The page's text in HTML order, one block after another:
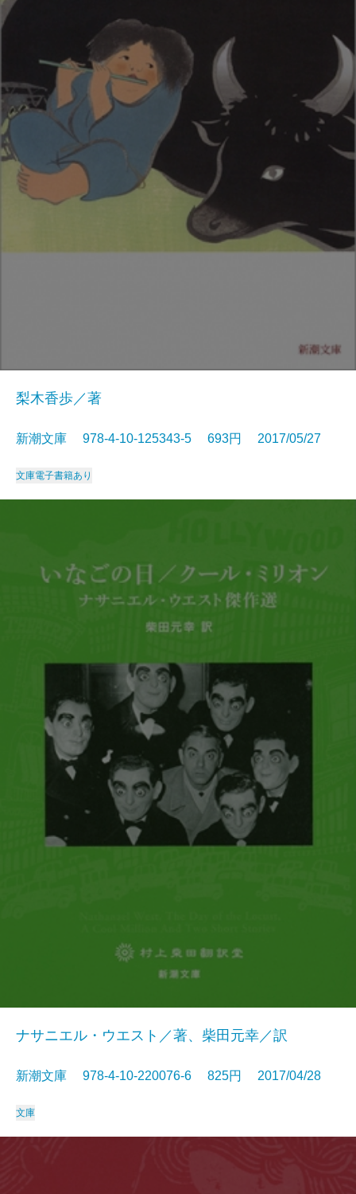
梨木香歩／著
新潮文庫 978-4-10-125343-5 693円 2017/05/27
文庫電子書籍あり
ナサニエル・ウエスト／著、柴田元幸／訳
新潮文庫 978-4-10-220076-6 825円 2017/04/28
文庫